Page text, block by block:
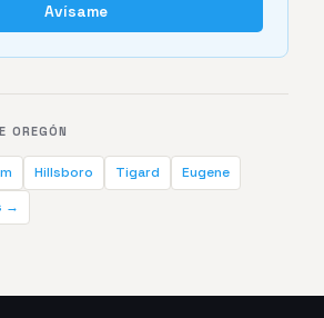
Avísame
OREGÓN
Hillsboro Tigard
Eugene
→